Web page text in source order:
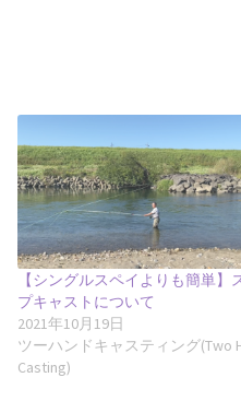
【シングルスペイよりも簡単】
プキャストについて
2021年10月19日
ツーハンドキャスティング(Two
Casting)